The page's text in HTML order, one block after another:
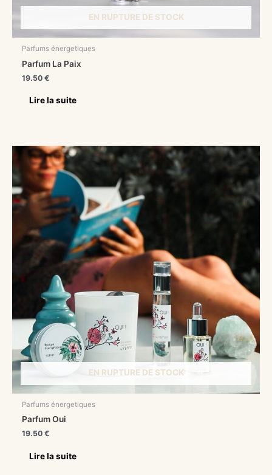
EN RUPTURE DE STOCK
Parfums énergetiques
Parfum La Paix
19.50€
Lire la suite
EN RUPTURE DE STOCK
Parfums énergetiques
Parfum Oui
19.50€
Lire la suite